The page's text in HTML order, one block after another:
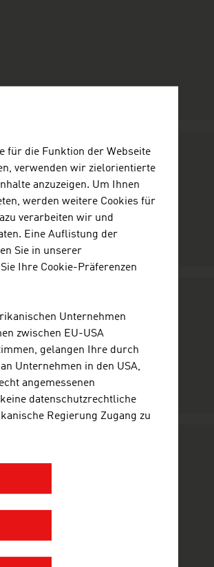
für die Funktion der Webseite
verwenden wir zielorientierte
anzuzeigen. Um Ihnen
werden weitere Cookies für
verarbeiten wir und
Eine Auflistung der
Sie in unserer
Ihre Cookie-Präferenzen
Unternehmen
zwischen EU-USA
gelangen Ihre durch
Unternehmen in den USA,
angemessenen
datenschutzrechtliche
Regierung Zugang zu